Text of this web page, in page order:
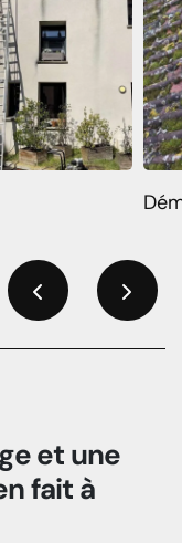
et une
fait à